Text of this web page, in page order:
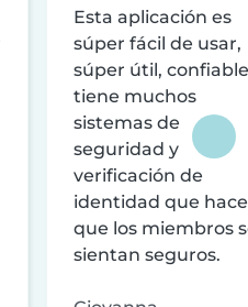
Esta aplicación es
súper fácil de usar,
súper útil,
tiene muchos
sistemas de
seguridad y
verificación de
identidad que
que los miembros
sientan seguros.